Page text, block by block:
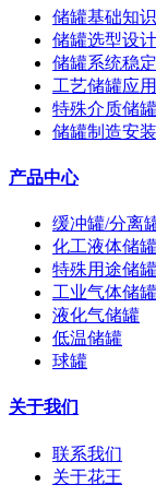
储罐基础知识
储罐选型设计
储罐系统稳定
工艺储罐应用
特殊介质储罐
储罐制造安装
产品中心
缓冲罐/分离
化工液体储罐
特殊用途储罐
工业气体储罐
液化气储罐
低温储罐
球罐
关于我们
联系我们
关于花王